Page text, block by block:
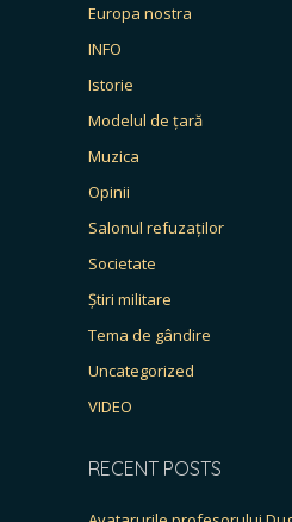
Europa nostra
INFO
Istorie
Modelul de țară
Muzica
Opinii
Salonul refuzaților
Societate
Știri militare
Tema de gândire
Uncategorized
VIDEO
RECENT POSTS